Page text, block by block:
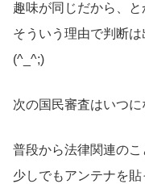
趣味が同じだから、と
そういう理由で判断
(^_^;)
次の国民審査はいつ
普段から法律関連のこ
少しでもアンテナを